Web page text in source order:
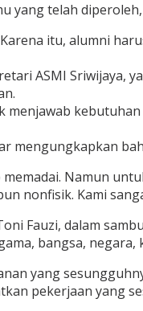
yang telah
itu, alumni
ASMI
mengungkapkan
Namun
nonfisik. Kami
Fauzi, dalam
bangsa, negara,
yang
pekerjaan yang